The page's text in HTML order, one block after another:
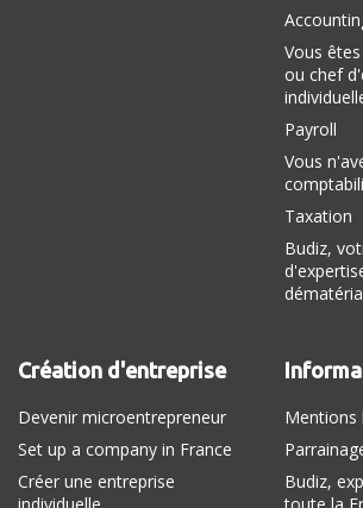
Vous
ou chef
Payroll
Vous
Taxation
Budiz,
Création d'entreprise
Devenir microentrepreneur
Set up a company in France
Créer une entreprise
Mentions
Budiz,